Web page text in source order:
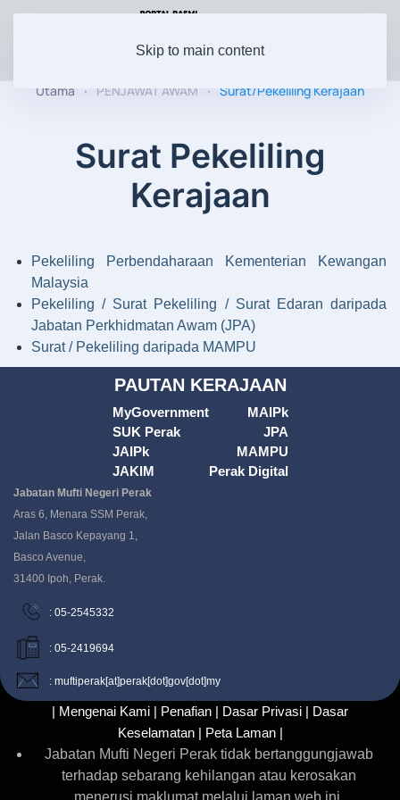
Skip to main content
Utama PENJAWAT AWAM Surat/Pekeliling Kerajaan
Surat Pekeliling
Kerajaan
Pekeliling Perbendaharaan Kementerian Kewangan
Malaysia
Pekeliling / Surat Pekeliling / Surat Edaran daripada
Jabatan Perkhidmatan Awam (JPA)
Surat / Pekeliling daripada MAMPU
PAUTAN KERAJAAN
MyGovernment
SUK Perak
JAIPk
JAKIM
MAIPk
JPA
MAMPU
Perak Digital
Jabatan Mufti Negeri Perak
Aras 6, Menara SSM Perak,
Jalan Basco Kepayang 1,
Basco Avenue,
31400 Ipoh, Perak.
: 05-2545332
: 05-2419694
: muftiperak[at]perak[dot]gov[dot]my
| Mengenai Kami | Penafian | Dasar Privasi | Dasar
Keselamatan | Peta Laman |
Jabatan Mufti Negeri Perak tidak bertanggungjawab
terhadap sebarang kehilangan atau kerosakan
menerusi maklumat melalui laman web ini.